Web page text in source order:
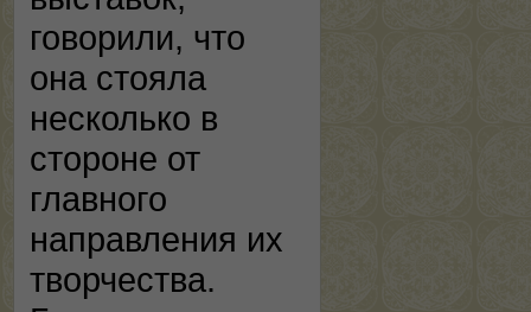
говорили, что
она стояла
несколько в
стороне от
главного
направления их
творчества.